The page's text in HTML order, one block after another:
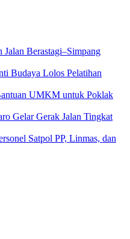
Berastagi–Simpang
Budaya Lolos Pelatihan
UMKM untuk Poklak
Gelar Gerak Jalan Tingkat
Satpol PP, Linmas, dan